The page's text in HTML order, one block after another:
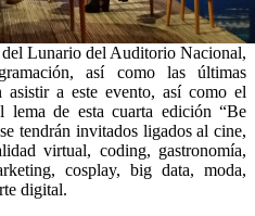
Lunario del Auditorio Nacional,
así como las últimas
asistir a este evento, así como el
lema de esta cuarta edición “Be
tendrán invitados ligados al cine,
virtual, coding, gastronomía,
cosplay, big data, moda,
digital.